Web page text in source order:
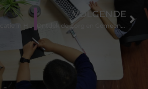
VOLGENDE
Ontdek de Zorg en Gemeenschap bij Verpleeghuis in Drachten